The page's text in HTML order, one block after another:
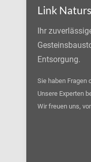
Link
Ihr
Entsorgung.
Sie haben Fragen
Unsere Experten
Wir freuen uns,